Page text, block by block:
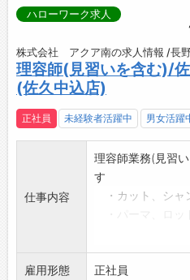
ハローワーク求人
株式会社 アクア南の求人情報 /長
理容師(見習いを含む)/
(佐久中込店)
正社員 未経験者活躍中 男女活躍
仕事内容
理容師業務(見習
す
・カット、シャ
・ドライヤー等
け、整理
・使用済みタオ
雇用形態 正社員